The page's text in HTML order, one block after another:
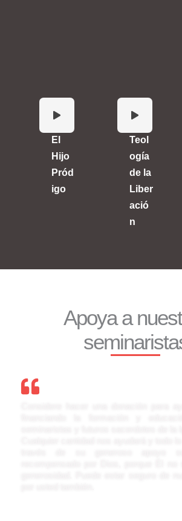
El
Hijo
Pród
igo
Teol
ogía
de la
Liber
ació
n
Apoya a